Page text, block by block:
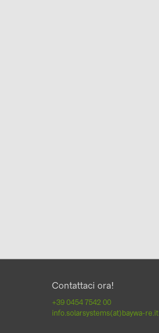
Contattaci ora!
+39 0454 7542 00
info.solarsystems(at)baywa-re.it